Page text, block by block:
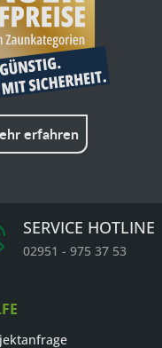
erfahren
SERVICE HOTLINE
02951 - 975 37 53